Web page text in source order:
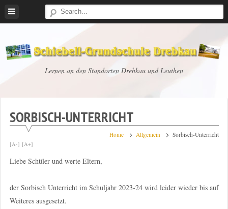
Skip
Schiebell-
Drebkau
Lernen an den Standorten Drebkau und Leuthen
SORBISCH-UNTERRICHT
Home Allgemein Sorbisch-Unterricht
[A-] [A+]
Liebe Schüler und werte Eltern,
der Sorbisch Unterricht im Schuljahr 2023-24 wird leider wieder bis auf
Weiteres ausgesetzt.